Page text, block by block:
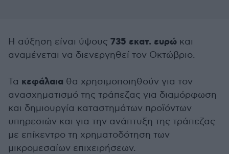
Η αύξηση είναι ύψους 735 εκατ. ευρώ και
αναμένεται να διενεργηθεί τον Οκτώβριο.
Τα κεφάλαια θα χρησιμοποιηθούν για τον
ανασχηματισμό της τράπεζας για διαμόρφωση
και δημιουργία καταστημάτων προϊόντων
υπηρεσιών και για την ανάπτυξη της τράπεζας
με επίκεντρο τη χρηματοδότηση των
μικρομεσαίων επιχειρήσεων.